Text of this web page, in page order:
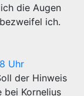
die Augen
ich.
Uhr
der Hinweis
bei Kornelius